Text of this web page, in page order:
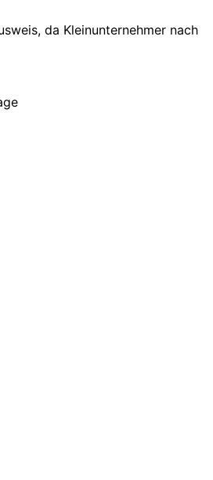
da Kleinunternehmer nach